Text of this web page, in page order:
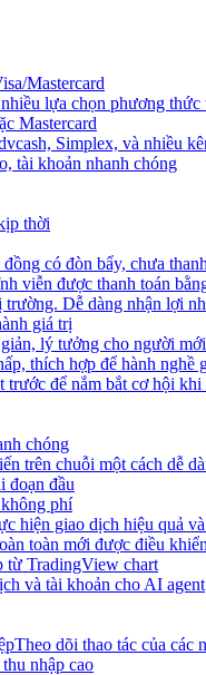
Mastercard
lựa chọn phương thức
Mastercard
Simplex, và nhiều
tài khoản nhanh chóng
thời
có đòn bẩy, chưa
viễn được thanh toán
Dễ dàng nhận lợi
giá trị
lý tưởng cho người
thích hợp để hành nghề
để nắm bắt cơ hội
chóng
trên chuỗi một cách dễ
đoạn đầu
phí
hiện giao dịch hiệu quả
toàn mới được điều
từ TradingView chart
và tài khoản cho AI agent
Theo dõi thao tác của các
nhập cao